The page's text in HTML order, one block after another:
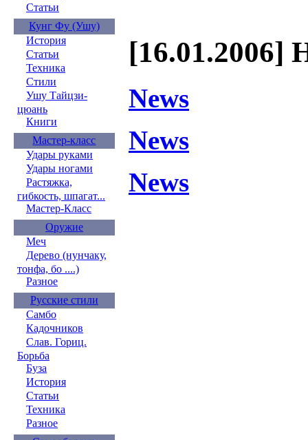
Статьи
Кунг Фу (Ушу)
История
Статьи
Техника
Стили
Ушу Тайцзи-
цюань
Книги
Мастер-класс
Удары руками
Удары ногами
Растяжка,
гибкость, шпагат...
Мастер-Класс
Оружие
Меч
Дерево (нунчаку,
тонфа, бо ....)
Разное
Русские стили
Самбо
Кадочников
Слав. Гориц.
Борьба
Буза
История
Статьи
Техника
Разное
[16.01.2006]
News
News
News